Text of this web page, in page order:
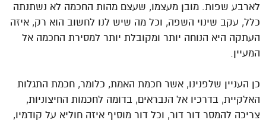
לארבע שפות. מובן מעצמו, שעצם מהות החכמה לא נשתנתה
כלל, עקב שינוי השפה, וכל מה שיש לנו לחשוב הוא רק, איזה
העתקה היא הנוחה יותר ומקובלת יותר למסירת החכמה אל
המעיין.
כן העניין שלפנינו, אשר חכמת האמת, כלומר, חכמת התגלות
האלקיית, בדרכיו אל הנבראים, בדומה לחכמות החיצוניות,
צריכה להמסר דור דור, וכל דור מוסיף איזה חוליא על קודמיו,